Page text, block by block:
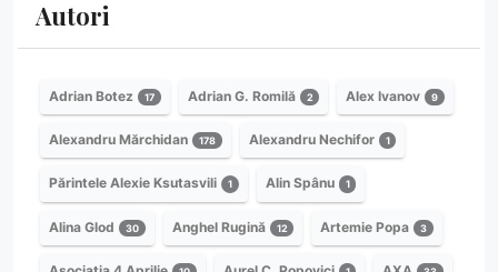
Autori
Adrian Botez 17 Adrian G. Romilă 2 Alex Ivanov 9
Alexandru Mărchidan 178 Alexandru Nechifor 1
Părintele Alexie Ksutasvili 1 Alin Spânu 1
Alina Glod 30 Anghel Rugină 12 Artemie Popa 3